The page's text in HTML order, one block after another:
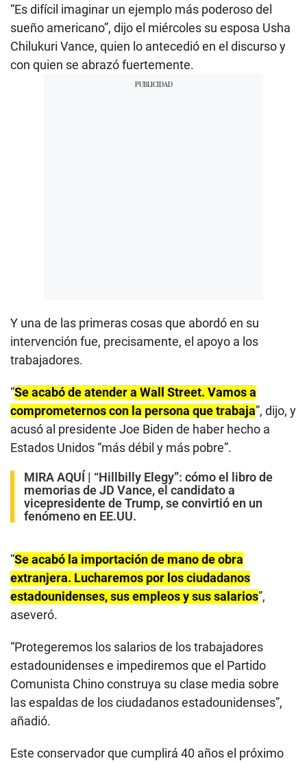
“Es difícil imaginar un ejemplo más poderoso del
sueño americano”, dijo el miércoles su esposa Usha
Chilukuri Vance, quien lo antecedió en el discurso y
con quien se abrazó fuertemente.
Y una de las primeras cosas que abordó en su
intervención fue, precisamente, el apoyo a los
trabajadores.
“Se acabó de atender a Wall Street. Vamos a
comprometernos con la persona que trabaja”, dijo, y
acusó al presidente Joe Biden de haber hecho a
Estados Unidos “más débil y más pobre”.
MIRA AQUÍ | “Hillbilly Elegy”: cómo el libro de
memorias de JD Vance, el candidato a
vicepresidente de Trump, se convirtió en un
fenómeno en EE.UU.
“Se acabó la importación de mano de obra
extranjera. Lucharemos por los ciudadanos
estadounidenses, sus empleos y sus salarios”,
aseveró.
“Protegeremos los salarios de los trabajadores
estadounidenses e impediremos que el Partido
Comunista Chino construya su clase media sobre
las espaldas de los ciudadanos estadounidenses”,
añadió.
Este conservador que cumplirá 40 años el próximo